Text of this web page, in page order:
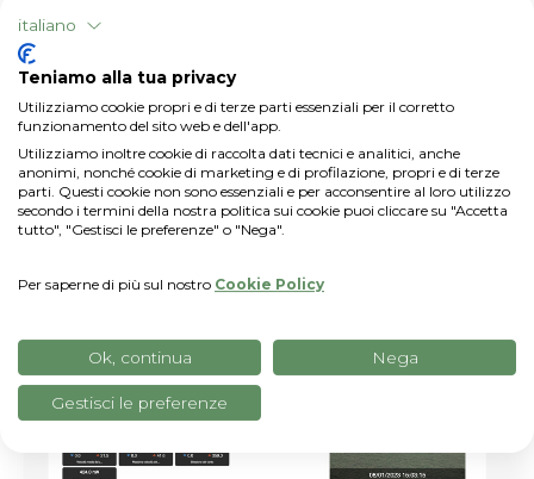
capillare dei nostri campi, aspetto sempre
più importante visto il clima ogni anno più
imprevedibile. Per farlo abbiamo installato
una stazione meteo e un sensore di umidità
del suolo. Questi ci restituiscono molti dati e
ci permettono di controllare gli
appezzamenti in ogni momento, anche da
tipo agronomico, per esempio legati alle
italiano
Teniamo alla tua privacy
Utilizziamo cookie propri e di terze parti essenziali per il corretto
funzionamento del sito web e dell'app.
Utilizziamo inoltre cookie di raccolta dati tecnici e analitici, anche
anonimi, nonché cookie di marketing e di profilazione, propri e di terze
parti. Questi cookie non sono essenziali e per acconsentire al loro utilizzo
secondo i termini della nostra politica sui cookie puoi cliccare su "Accetta
tutto", "Gestisci le preferenze" o "Nega".
Per saperne di più sul nostro Cookie Policy
Ok, continua Nega
Gestisci le preferenze